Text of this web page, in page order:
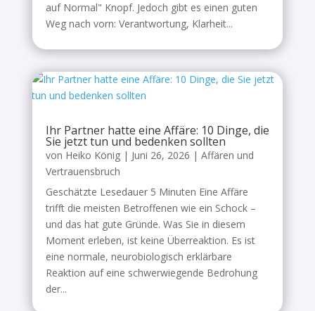
auf Normal" Knopf. Jedoch gibt es einen guten
Weg nach vorn: Verantwortung, Klarheit...
Ihr Partner hatte eine Affäre: 10 Dinge, die
Sie jetzt tun und bedenken sollten
von Heiko König| Juni 26, 2026 | Affären und
Vertrauensbruch
Geschätzte Lesedauer 5 Minuten Eine Affäre
trifft die meisten Betroffenen wie ein Schock –
und das hat gute Gründe. Was Sie in diesem
Moment erleben, ist keine Überreaktion. Es ist
eine normale, neurobiologisch erklärbare
Reaktion auf eine schwerwiegende Bedrohung
der...